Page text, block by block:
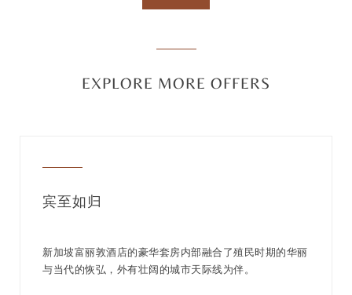
EXPLORE MORE OFFERS
宾至如归
新加坡富丽敦酒店的豪华套房内部融合了殖民时期的华丽
与当代的恢弘，外有壮阔的城市天际线为伴。